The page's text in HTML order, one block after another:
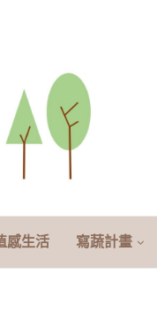
感生活 寫蔬計畫